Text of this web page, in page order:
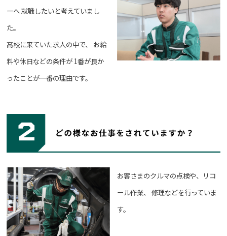
ーへ就職したいと考えていまし
た。
高校に来ていた求人の中で、 お給
料や休日などの条件が 1番が良か
ったことが一番の理由です。
お客さまのクルマの点検や、リコ
ール作業、 修理などを行っていま
す。